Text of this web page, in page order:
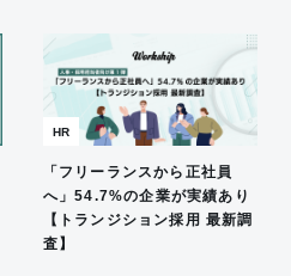
HR
「フリーランスから正社員
へ」54.7%の企業が実績あり
【トランジション採用 最新調
査】